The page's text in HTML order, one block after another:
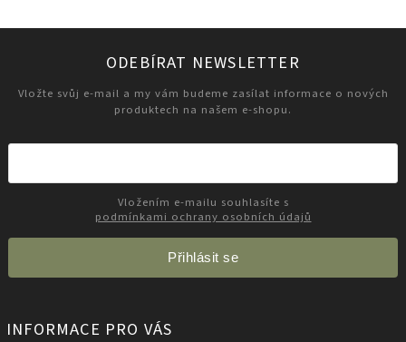
ODEBÍRAT NEWSLETTER
Vložte svůj e-mail a my vám budeme zasílat informace o nových
produktech na našem e-shopu.
podmínkami ochrany osobních údajů
Přihlásit se
INFORMACE PRO VÁS